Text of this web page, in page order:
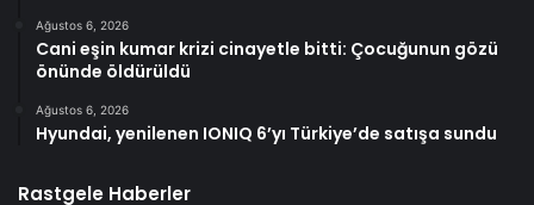
Ağustos 6, 2026
Cani eşin kumar krizi cinayetle bitti: Çocuğunun gözü
önünde öldürüldü
Ağustos 6, 2026
Hyundai, yenilenen IONIQ 6’yı Türkiye’de satışa sundu
Rastgele Haberler